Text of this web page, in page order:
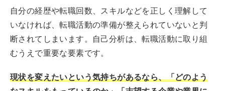
自分の経歴や転職回数、スキルなどを正しく理解して
いなければ、転職活動の準備が整えられていないと判
断されてしまいます。自己分析は、転職活動に取り組
むうえで重要な要素です。
現状を変えたいという気持ちがあるなら、「どのよう